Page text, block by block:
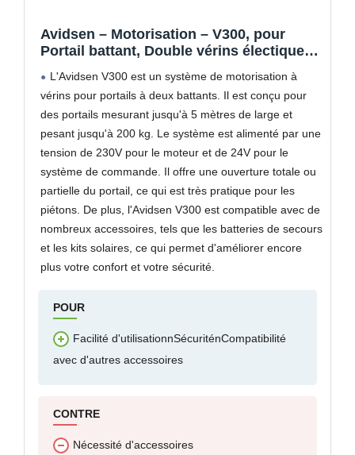
Avidsen – Motorisation – V300, pour
Portail battant, Double vérins électique
Clignotant LED, Gris – 114165
L'Avidsen V300 est un système de motorisation à
vérins pour portails à deux battants. Il est conçu pour
des portails mesurant jusqu'à 5 mètres de large et
pesant jusqu'à 200 kg. Le système est alimenté par une
tension de 230V pour le moteur et de 24V pour le
système de commande. Il offre une ouverture totale ou
partielle du portail, ce qui est très pratique pour les
piétons. De plus, l'Avidsen V300 est compatible avec de
nombreux accessoires, tels que les batteries de secours
et les kits solaires, ce qui permet d'améliorer encore
plus votre confort et votre sécurité.
POUR
Facilité d'utilisationnSécuriténCompatibilité
avec d'autres accessoires
CONTRE
Nécessité d'accessoires